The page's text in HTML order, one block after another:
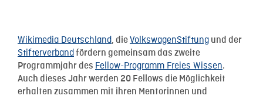
Wikimedia Deutschland, dieVolkswagenStiftung und der
Stifterverbandfördern gemeinsam das zweite
Programmjahr des Fellow-Programm Freies Wissen.
Auch dieses Jahr werden 20 Fellows die Möglichkeit
erhalten zusammen mit ihren Mentorinnen und